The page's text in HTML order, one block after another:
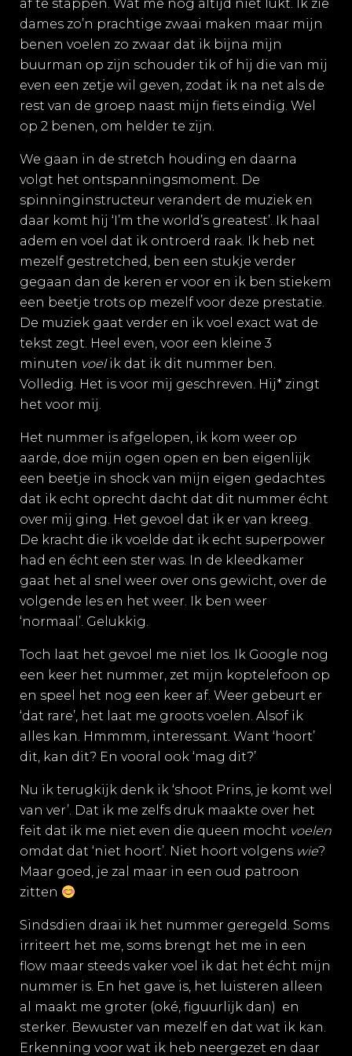
af te stappen. Wat me nog altijd niet lukt. Ik zie
dames zo’n prachtige zwaai maken maar mijn
benen voelen zo zwaar dat ik bijna mijn
buurman op zijn schouder tik of hij die van mij
even een zetje wil geven, zodat ik na net als de
rest van de groep naast mijn fiets eindig. Wel
op 2 benen, om helder te zijn.
We gaan in de stretch houding en daarna
volgt het ontspanningsmoment. De
spinninginstructeur verandert de muziek en
daar komt hij ‘I’m the world’s greatest’. Ik haal
adem en voel dat ik ontroerd raak. Ik heb net
mezelf gestretched, ben een stukje verder
gegaan dan de keren er voor en ik ben stiekem
een beetje trots op mezelf voor deze prestatie.
De muziek gaat verder en ik voel exact wat de
tekst zegt. Heel even, voor een kleine 3
minuten voelik dat ik dit nummer ben.
Volledig. Het is voor mij geschreven. Hij* zingt
het voor mij.
Het nummer is afgelopen, ik kom weer op
aarde, doe mijn ogen open en ben eigenlijk
een beetje in shock van mijn eigen gedachtes
dat ik echt oprecht dacht dat dit nummer écht
over mij ging. Het gevoel dat ik er van kreeg.
De kracht die ik voelde dat ik echt superpower
had en écht een ster was. In de kleedkamer
gaat het al snel weer over ons gewicht, over de
volgende les en het weer. Ik ben weer
‘normaal’. Gelukkig.
Toch laat het gevoel me niet los. Ik Google nog
een keer het nummer, zet mijn koptelefoon op
en speel het nog een keer af. Weer gebeurt er
‘dat rare’, het laat me groots voelen. Alsof ik
alles kan. Hmmmm, interessant. Want ‘hoort’
dit, kan dit? En vooral ook ‘mag dit?’
Nu ik terugkijk denk ik ‘shoot Prins, je komt wel
van ver’. Dat ik me zelfs druk maakte over het
feit dat ik me niet even die queen mocht voelen
omdat dat ‘niet hoort’. Niet hoort volgens wie?
Maar goed, je zal maar in een oud patroon
zitten
Sindsdien draai ik het nummer geregeld. Soms
irriteert het me, soms brengt het me in een
flow maar steeds vaker voel ik dat het écht mijn
nummer is. En het gave is, het luisteren alleen
al maakt me groter (oké, figuurlijk dan) en
sterker. Bewuster van mezelf en dat wat ik kan.
Erkenning voor wat ik heb neergezet en daar